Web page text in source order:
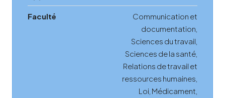
Faculté
Communication et
documentation,
Sciences du travail,
Sciences de la santé,
Relations de travail et
ressources humaines,
Loi, Médicament,